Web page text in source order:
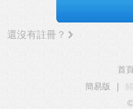
還沒有註冊？
首頁
簡易版